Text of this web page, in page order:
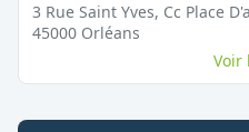
3 Rue Saint Yves, Cc Place
45000 Orléans
Voir